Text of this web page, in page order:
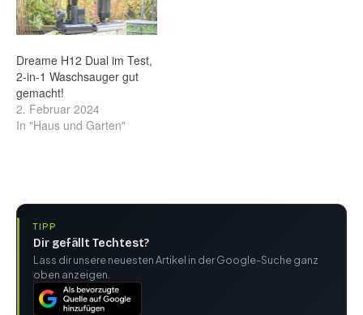
Dreame H12 Dual im Test,
2-in-1 Waschsauger gut
gemacht!
2. Februar 2024
In "Haus und Garten"
TIPP
Dir gefällt Techtest?
Lass dir unsere neuesten Artikel in der Google-Suche ganz
oben anzeigen.